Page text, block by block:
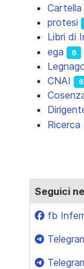
protesi
Libri di
ega 6
CNAI 6
Ricerca
Seguici
fb